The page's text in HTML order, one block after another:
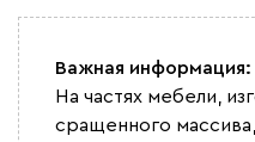
Важная информация:
На частях мебели,
сращенного